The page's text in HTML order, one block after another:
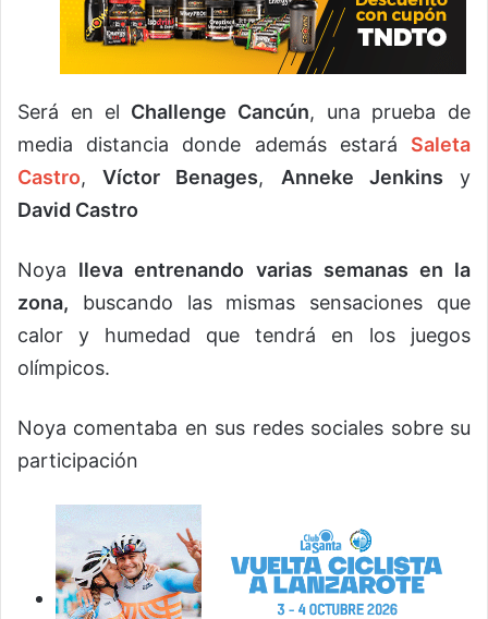
Será en el Challenge Cancún, una prueba de
media distancia donde además estará Saleta
Castro,Víctor Benages, Anneke Jenkins y
David Castro
Noya lleva entrenando varias semanas en la
zona, buscando las mismas sensaciones que
calor y humedad que tendrá en los juegos
olímpicos.
Noya comentaba en sus redes sociales sobre su
participación